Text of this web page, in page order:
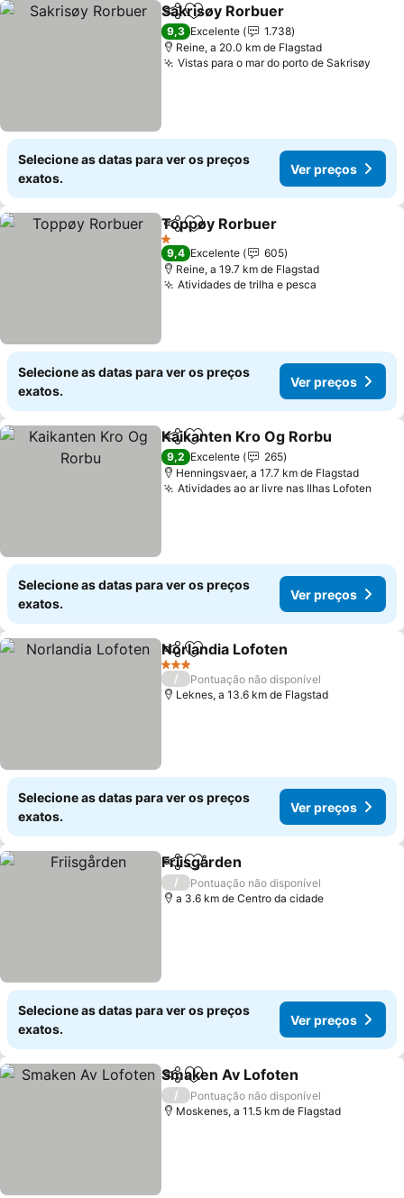
PartilharAdicionar aos favoritos
Sakrisøy Rorbuer
9,3 Excelente
1.738
Reine, a 20.0 km de Flagstad
Vistas para o mar do porto de Sakrisøy
Selecione as datas para ver os preços
exatos.
Ver preços
PartilharAdicionar aos favoritos
Toppøy Rorbuer
1 Estrelas
9,4 Excelente
605
Reine, a 19.7 km de Flagstad
Atividades de trilha e pesca
Selecione as datas para ver os preços
exatos.
Ver preços
PartilharAdicionar aos favoritos
Kaikanten Kro Og Rorbu
9,2 Excelente
265
Henningsvaer, a 17.7 km de Flagstad
Atividades ao ar livre nas Ilhas Lofoten
Selecione as datas para ver os preços
exatos.
Ver preços
PartilharAdicionar aos favoritos
Norlandia Lofoten
3 Estrelas
/
Pontuação não disponível
Leknes, a 13.6 km de Flagstad
Selecione as datas para ver os preços
exatos.
Ver preços
PartilharAdicionar aos favoritos
Friisgården
/
Pontuação não disponível
a 3.6 km de Centro da cidade
Selecione as datas para ver os preços
exatos.
Ver preços
PartilharAdicionar aos favoritos
Smaken Av Lofoten
/
Pontuação não disponível
Moskenes, a 11.5 km de Flagstad